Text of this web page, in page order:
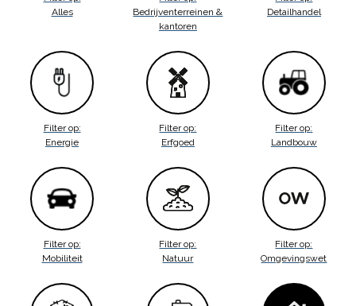
Alles
Bedrijventerreinen &
kantoren
Detailhandel
Filter op:
Energie
Filter op:
Erfgoed
Filter op:
Landbouw
Filter op:
Mobiliteit
Filter op:
Natuur
Filter op:
Omgevingswet